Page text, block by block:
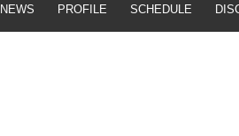
NEWS PROFILE SCHEDULE